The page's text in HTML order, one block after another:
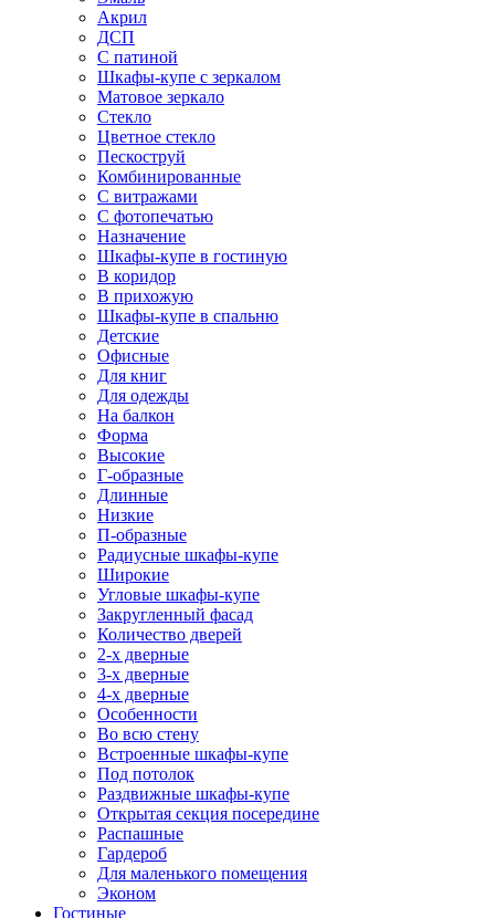
Акрил
ДСП
С патиной
Шкафы-купе с зеркалом
Матовое зеркало
Стекло
Цветное стекло
Пескоструй
Комбинированные
С витражами
С фотопечатью
Назначение
Шкафы-купе в гостиную
В коридор
В прихожую
Шкафы-купе в спальню
Детские
Офисные
Для книг
Для одежды
На балкон
Форма
Высокие
Г-образные
Длинные
Низкие
П-образные
Радиусные шкафы-купе
Широкие
Угловые шкафы-купе
Закругленный фасад
Количество дверей
2-х дверные
3-х дверные
4-х дверные
Особенности
Во всю стену
Встроенные шкафы-купе
Под потолок
Раздвижные шкафы-купе
Открытая секция посередине
Распашные
Гардероб
Для маленького помещения
Эконом
Гостиные